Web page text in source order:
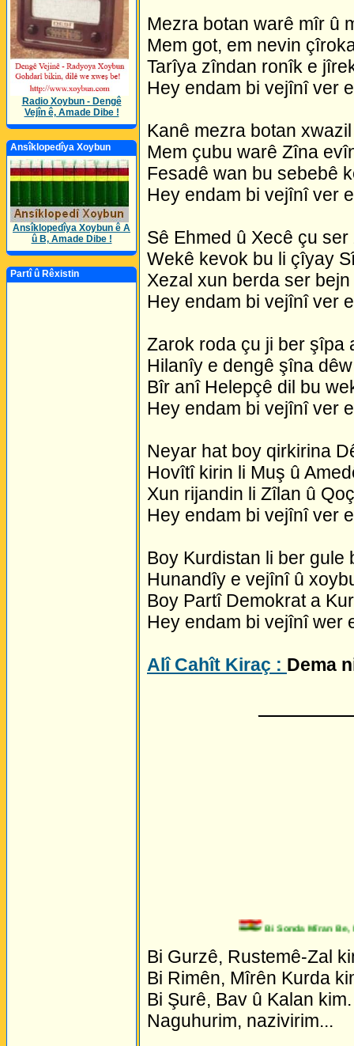
Radio Xoybun - Dengê
Vejîn ê, Amade Dibe !
Ansîklopedîya Xoybun
Ansîklopedîya Xoybun ê A
û B, Amade Dibe !
Partî û Rêxistin
Mezra botan warê mîr û
Mem got, em nevin
Tarîya zîndan ronîk e
Hey endam bi vejînî ver
Kanê mezra botan
Mem çubu warê Zîna
Fesadê wan bu sebebê
Hey endam bi vejînî ver
Sê Ehmed û Xecê çu
Wekê kevok bu li çîyay
Xezal xun berda ser
Hey endam bi vejînî ver
Zarok roda çu ji ber şîpa
Hilanîy e dengê şîna
Bîr anî Helepçê dil bu
Hey endam bi vejînî ver
Neyar hat boy qirkirina
Hovîtî kirin li Muş û
Xun rijandin li Zîlan û
Hey endam bi vejînî ver
Boy Kurdistan li ber gule
Hunandîy e vejînî û
Boy Partî Demokrat a
Hey endam bi vejînî wer
Alî Cahît Kiraç : Dema
Bi Sonda Mîran Be,
Bi Gurzê, Rustemê-Zal
Bi Rimên, Mîrên Kurda
Bi Şurê, Bav û Kalan kim.
Naguhurim, nazivirim...